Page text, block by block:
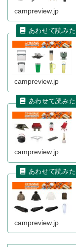
campreview.jp
campreview.jp
campreview.jp
campreview.jp